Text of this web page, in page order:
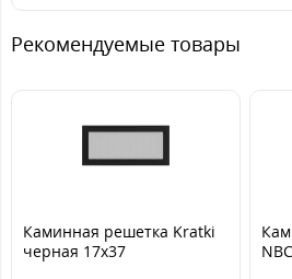
Рекомендуемые товары
Каминная решетка Kratki
черная 17x37